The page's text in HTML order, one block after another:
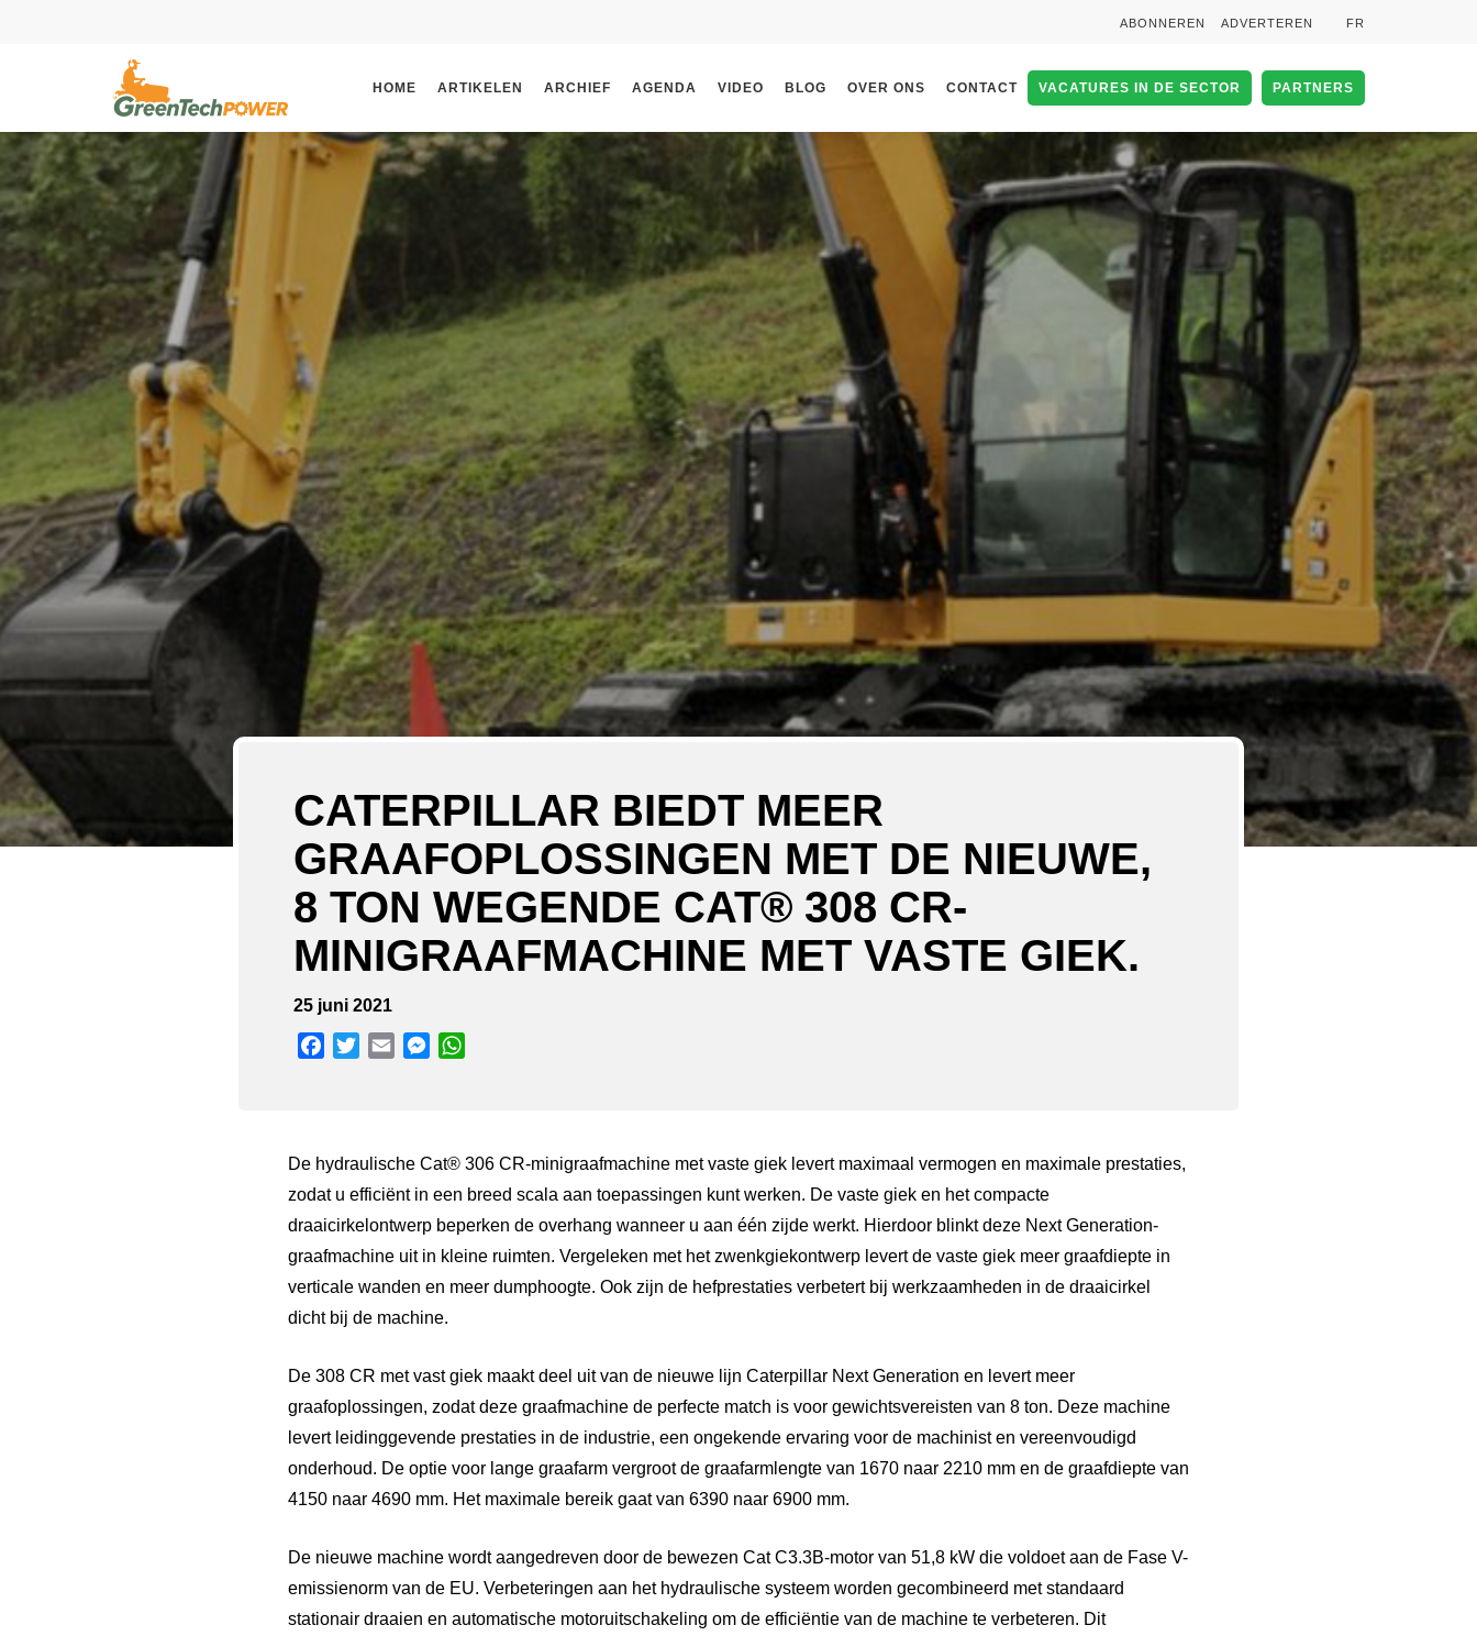
ABONNEREN ADVERTEREN FR
HOME ARTIKELEN ARCHIEF AGENDA VIDEO BLOG OVER ONS CONTACT VACATURES IN DE SECTOR PARTNERS
CATERPILLAR BIEDT MEER
GRAAFOPLOSSINGEN MET DE NIEUWE,
8 TON WEGENDE CAT® 308 CR-
MINIGRAAFMACHINE MET VASTE GIEK.
25 juni 2021
Facebook
TwitterEmail Messenger
De hydraulische Cat® 306 CR-minigraafmachine met vaste giek levert maximaal vermogen en maximale prestaties,
zodat u efficiënt in een breed scala aan toepassingen kunt werken. De vaste giek en het compacte
draaicirkelontwerp beperken de overhang wanneer u aan één zijde werkt. Hierdoor blinkt deze Next Generation-
graafmachine uit in kleine ruimten. Vergeleken met het zwenkgiekontwerp levert de vaste giek meer graafdiepte in
verticale wanden en meer dumphoogte. Ook zijn de hefprestaties verbetert bij werkzaamheden in de draaicirkel
dicht bij de machine.
De 308 CR met vast giek maakt deel uit van de nieuwe lijn Caterpillar Next Generation en levert meer
graafoplossingen, zodat deze graafmachine de perfecte match is voor gewichtsvereisten van 8 ton. Deze machine
levert leidinggevende prestaties in de industrie, een ongekende ervaring voor de machinist en vereenvoudigd
onderhoud. De optie voor lange graafarm vergroot de graafarmlengte van 1670 naar 2210 mm en de graafdiepte van
4150 naar 4690 mm. Het maximale bereik gaat van 6390 naar 6900 mm.
De nieuwe machine wordt aangedreven door de bewezen Cat C3.3B-motor van 51,8 kW die voldoet aan de Fase V-
emissienorm van de EU. Verbeteringen aan het hydraulische systeem worden gecombineerd met standaard
stationair draaien en automatische motoruitschakeling om de efficiëntie van de machine te verbeteren. Dit